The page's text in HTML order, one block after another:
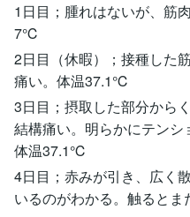
1日目；腫れはないが、筋
7℃
2日目（休暇）；接種した
痛い。体温37.1℃
3日目；摂取した部分から
結構痛い。明らかにテンシ
体温37.1℃
4日目；赤みが引き、広く
いるのがわかる。触ると